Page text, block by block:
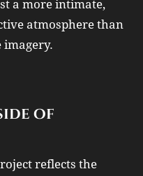
a more intimate,
atmosphere than
imagery.
of
reflects the